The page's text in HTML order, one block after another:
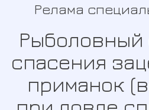
Релама
Рыболовный
спасения
приманок